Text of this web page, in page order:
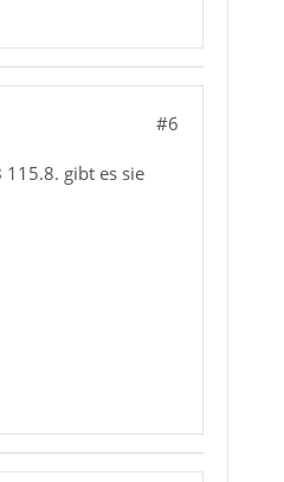
#6
gibt es sie